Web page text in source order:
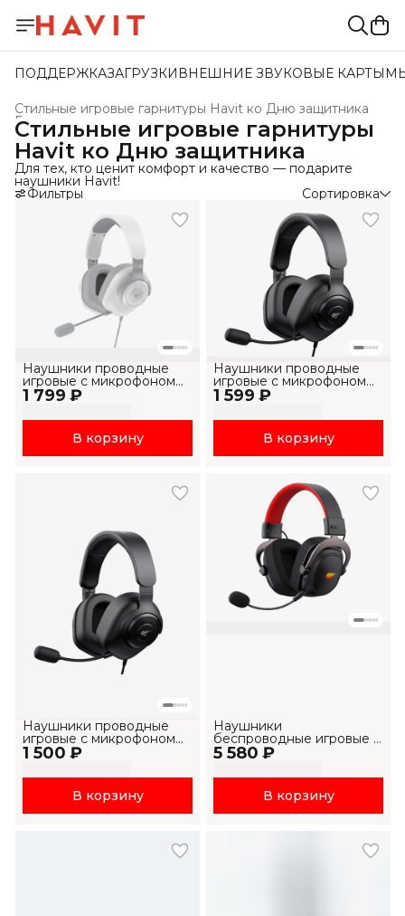
ПОДДЕРЖКАЗАГРУЗКИ ВНЕШНИЕ ЗВУКОВЫЕ КАРТЫ
Стильные игровые гарнитуры Havit ко Дню защитника
Главная ›
Стильные игровые гарнитуры
Havit ко Дню защитника
Для тех, кто ценит комфорт и качество — подарите
наушники Havit!
Фильтры Сортировка
1 799 ₽
Наушники проводные
игровые с микрофоном
H2230U
В корзину
1 599 ₽
Наушники проводные
игровые с микрофоном
H2230U
В корзину
1 500 ₽
Наушники проводные
игровые с микрофоном
H2230d
В корзину
5 580 ₽
Наушники
беспроводные игровые с
микрофоном H2002BG
В корзину